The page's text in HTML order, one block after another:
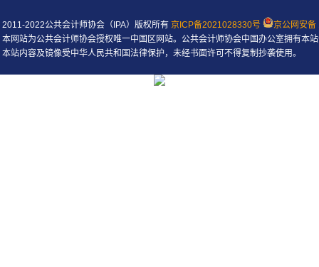
2011-2022公共会计师协会（IPA）版权所有 京ICP备2021028330号
京公网安
本网站为公共会计师协会授权唯一中国区网站。公共会计师协会中国办公室拥有本
本站内容及镜像受中华人民共和国法律保护，未经书面许可不得复制抄袭使用。